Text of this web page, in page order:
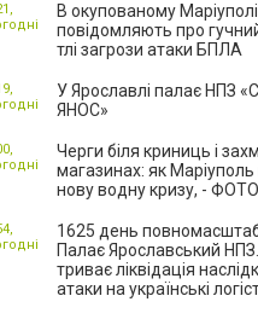
В окупованому Маріуполі
повідомляють про
тлі загрози атаки БПЛА
У Ярославлі палає НПЗ
ЯНОС»
Черги біля криниць і
магазинах: як
нову водну кризу, - ФОТО
1625 день
Палає Ярославський
триває ліквідація
атаки на українські